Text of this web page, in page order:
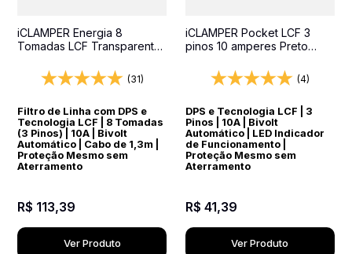
iCLAMPER Energia 8
Tomadas LCF Transparente
Elétrico DPS Bivolt
(31)
Filtro de Linha com DPS e
Tecnologia LCF | 8 Tomadas
(3 Pinos) | 10A | Bivolt
Automático | Cabo de 1,3m |
Proteção Mesmo sem
Aterramento
R$ 113,39
Ver Produto
iCLAMPER Pocket LCF 3
pinos 10 amperes Preto
(4)
DPS e Tecnologia LCF | 3
Pinos | 10A | Bivolt
Automático | LED Indicador
de Funcionamento |
Proteção Mesmo sem
Aterramento
R$ 41,39
Ver Produto